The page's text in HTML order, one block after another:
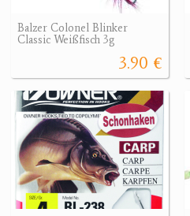
Balzer Colonel Blinker
Classic Weißfisch 3g
3.90 €